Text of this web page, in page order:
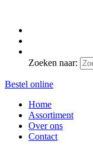
Zoeken naar:
Bestel online
Home
Assortiment
Over ons
Contact